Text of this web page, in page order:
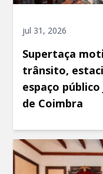
jul 31, 2026
Supertaça
trânsito,
espaço
de Coimbra